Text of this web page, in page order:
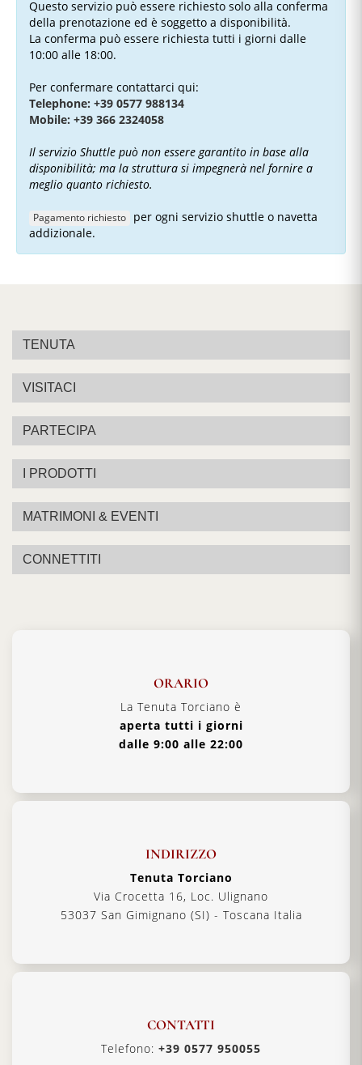
Questo servizio può essere richiesto solo alla conferma
della prenotazione ed è soggetto a disponibilità.
La conferma può essere richiesta tutti i giorni dalle
10:00 alle 18:00.
Per confermare contattarci qui:
Telephone: +39 0577 988134
Mobile: +39 366 2324058
Il servizio Shuttle può non essere garantito in base alla
disponibilità; ma la struttura si impegnerà nel fornire a
meglio quanto richiesto.
Pagamento richiesto per ogni servizio shuttle o navetta
addizionale.
TENUTA
VISITACI
PARTECIPA
I PRODOTTI
MATRIMONI & EVENTI
CONNETTITI
ORARIO
La Tenuta Torciano è
aperta tutti i giorni
dalle 9:00 alle 22:00
INDIRIZZO
Tenuta Torciano
Via Crocetta 16, Loc. Ulignano
53037 San Gimignano (SI) - Toscana Italia
CONTATTI
Telefono: +39 0577 950055